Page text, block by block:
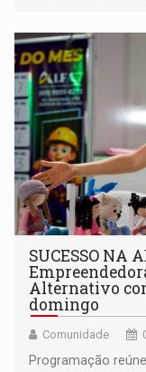
SUCESSO NA
Alternativo
domingo
Comunidade
Programação